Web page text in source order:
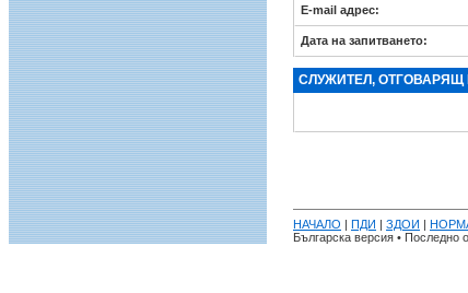
E-mail адрес:
Дата на запитването:
СЛУЖИТЕЛ, ОТГОВАРЯЩ
НАЧАЛО | ПДИ | ЗДОИ |
Българска версия • Последно